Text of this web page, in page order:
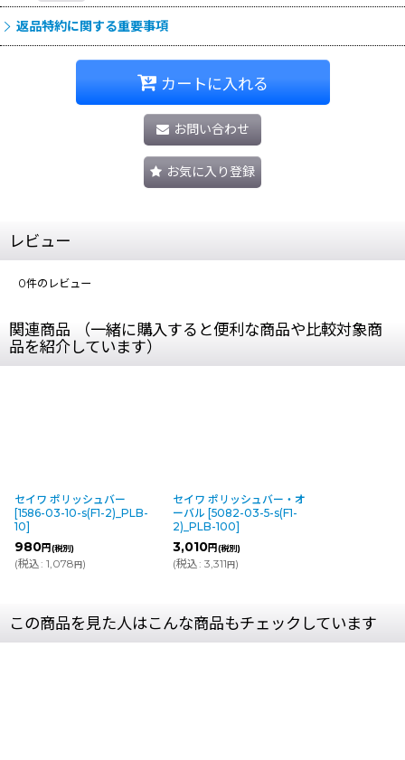
返品特約に関する重要事項
カートに入れる
お問い合わせ
お気に入り登録
レビュー
0件のレビュー
関連商品 （一緒に購入すると便利な商品や比較対象商
品を紹介しています）
セイワ ポリッシュバー
[1586-03-10-s(F1-2)_PLB-
10]
980円(税別)
(税込: 1,078円)
セイワ ポリッシュバー・オ
ーバル [5082-03-5-s(F1-
2)_PLB-100]
3,010円(税別)
(税込: 3,311円)
この商品を見た人はこんな商品もチェックしています